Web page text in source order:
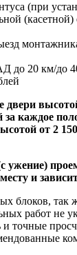
(при
до 20 км/до
за каждое
от 2
и
блоков, так
работ не
точные